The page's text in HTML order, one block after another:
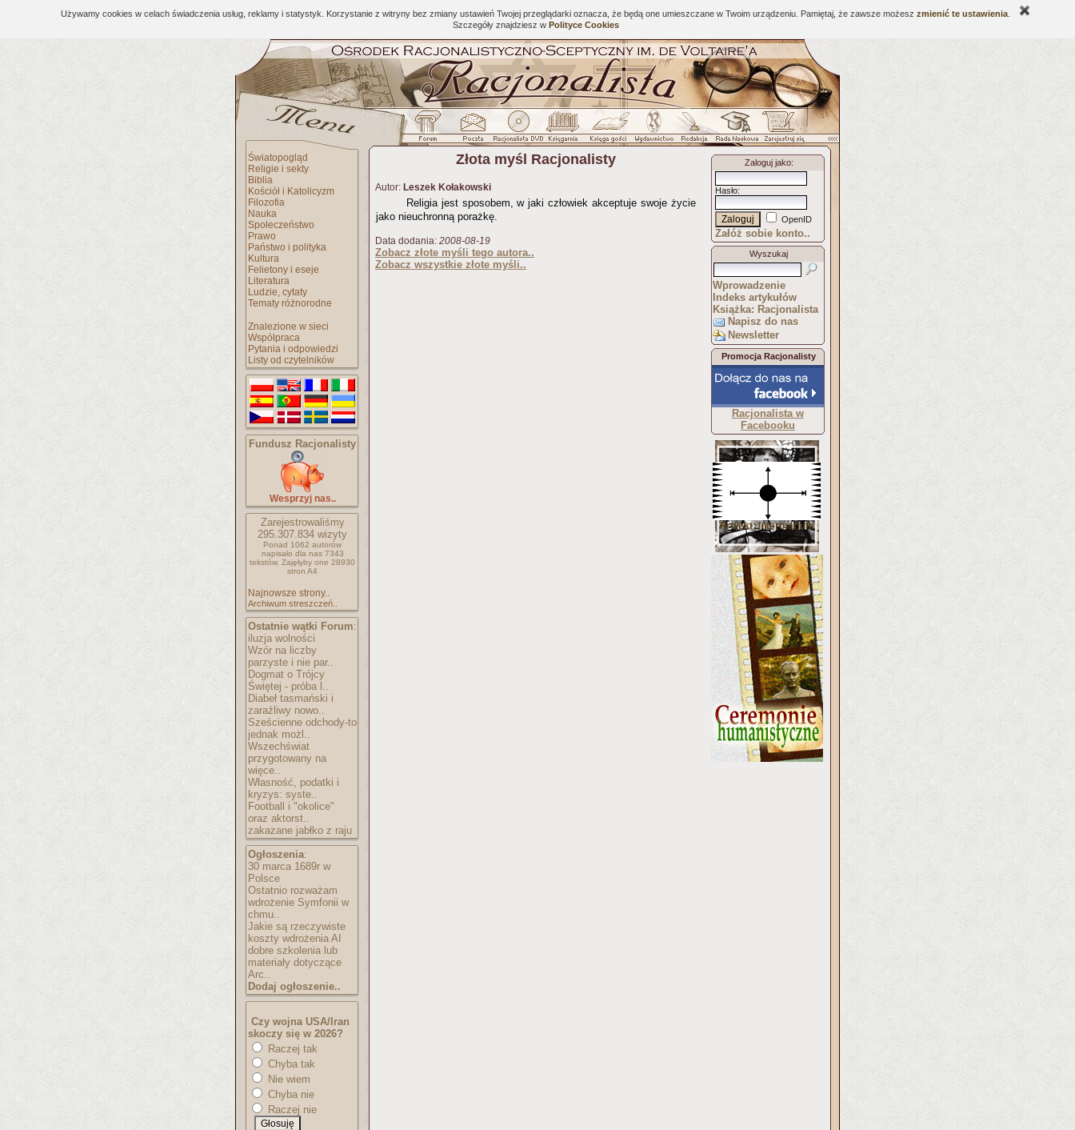
Używamy cookies w celach świadczenia usług, reklamy i statystyk. Korzystanie z witryny bez zmiany ustawień Twojej przeglądarki oznacza, że będą one umieszczane w Twoim urządzeniu. Pamiętaj, że zawsze możesz zmienić te ustawienia
Szczegóły znajdziesz w Polityce Cookies
Światopogląd
Religie i sekty
Biblia
Kościół i Katolicyzm
Filozofia
Nauka
Społeczeństwo
Prawo
Państwo i polityka
Kultura
Felietony i eseje
Literatura
Ludzie, cytaty
Tematy różnorodne
Znalezione w sieci
Współpraca
Pytania i odpowiedzi
Listy od czytelników
Fundusz Racjonalisty
Wesprzyj nas..
Zarejestrowaliśmy
295.307.834 wizyty
Ponad 1062 autorów
napisało dla nas 7343
tekstów. Zajęłyby one 28930
stron A4
Najnowsze strony..
Archiwum streszczeń..
Ostatnie wątki Forum:
iluzja wolności
Wzór na liczby
parzyste i nie par..
Dogmat o Trójcy
Świętej - próba l..
Diabeł tasmański i
zaraźliwy nowo..
Sześcienne odchody-to
jednak możl..
Wszechświat
przygotowany na
więce..
Własność, podatki i
kryzys: syste..
Football i "okolice"
oraz aktorst..
zakazane jabłko z raju
Ogłoszenia:
30 marca 1689r w
Polsce
Ostatnio rozważam
wdrożenie Symfonii w
chmu..
Jakie są rzeczywiste
koszty wdrożenia AI
dobre szkolenia lub
materiały dotyczące
Arc..
Dodaj ogłoszenie..
Czy wojna USA/Iran
skoczy się w 2026?
Raczej tak
Chyba tak
Nie wiem
Chyba nie
Raczej nie
Złota myśl Racjonalisty
Autor: Leszek Kołakowski
Religia jest sposobem, w jaki człowiek akceptuje swoje życie
jako nieuchronną porażkę.
Data dodania: 2008-08-19
Zobacz złote myśli tego autora..
Zobacz wszystkie złote myśli..
Zaloguj jako:
Hasło:
OpenID
Załóż sobie konto..
Wyszukaj
Wprowadzenie
Indeks artykułów
Książka: Racjonalista
Napisz do nas
Newsletter
Promocja Racjonalisty
Racjonalista w
Facebooku